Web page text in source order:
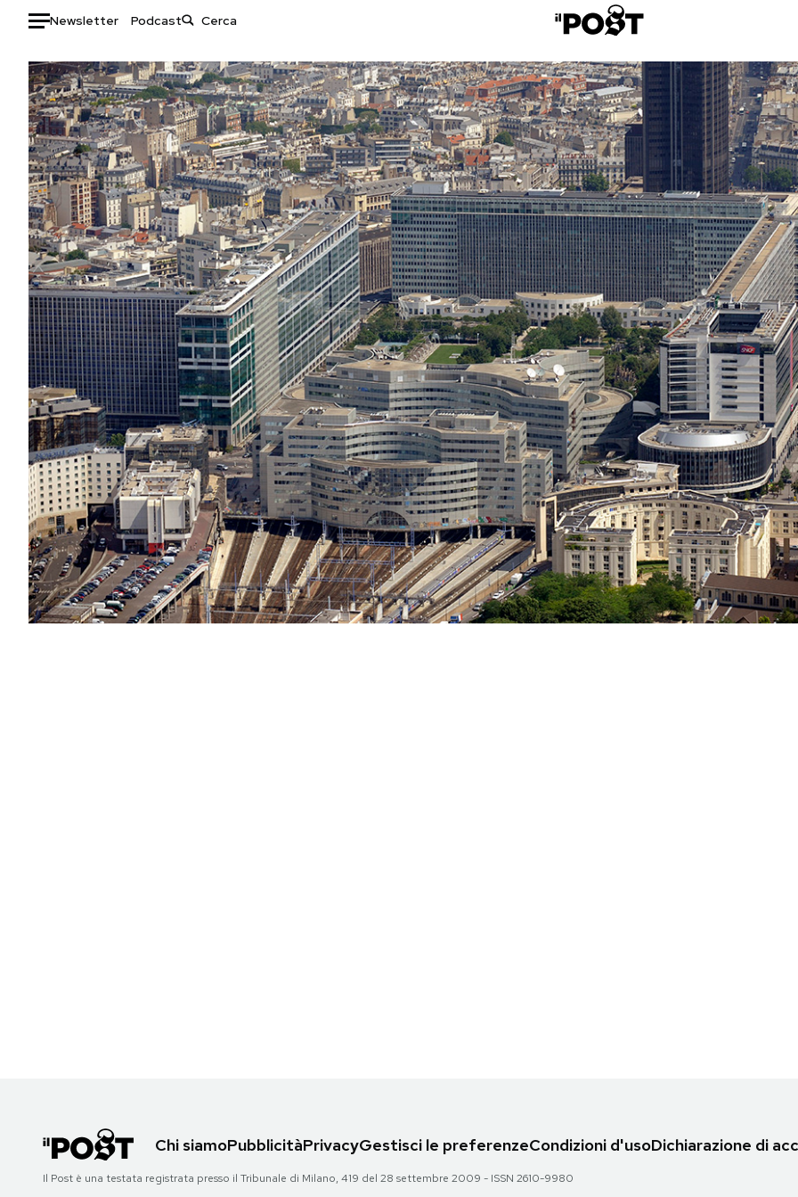
Newsletter Podcast
Auto
HOME
Italia
Mondo
Politica
Tecnologia
Internet
Scienza
Cultura
Economia
Sport
Moda
Libri
Consumismi
Storie/Idee
Ok Boomer!
Media
Europa
Altrecose
Mondiali calcio 2026
PODCAST
NEWSLETTER
I MIEI PREFERITI
SHOP
Chi siamoPubblicitàPrivacyGestisci le preferenzeCondizioni d'usoDichiarazione di
Il Post è una testata registrata presso il Tribunale di Milano, 419 del 28 settembre 2009 - ISSN 2610-9980